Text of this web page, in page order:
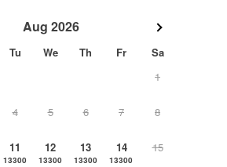
Aug 2026
Tu We Th Fr
Sa
1
4 5 6 7 8
11
13300
12
13300
13
13300
14
13300
15